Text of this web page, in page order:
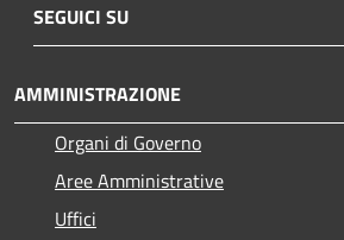
SEGUICI SU
AMMINISTRAZIONE
Organi di Governo
Aree Amministrative
Uffici